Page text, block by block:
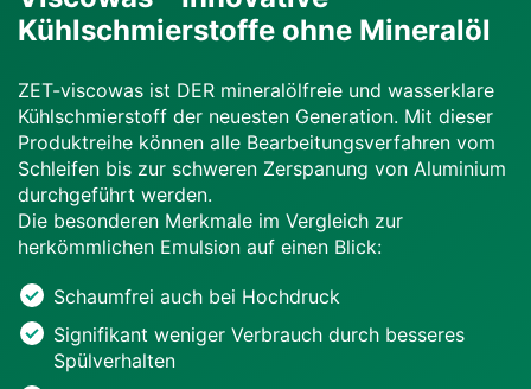
Kühlschmierstoffe ohne Mineralöl
ZET-viscowas ist DER mineralölfreie und wasserklare
Kühlschmierstoff der neuesten Generation. Mit dieser
Produktreihe können alle Bearbeitungsverfahren vom
Schleifen bis zur schweren Zerspanung von Aluminium
durchgeführt werden.
Die besonderen Merkmale im Vergleich zur
herkömmlichen Emulsion auf einen Blick:
Schaumfrei auch bei Hochdruck
Signifikant weniger Verbrauch durch besseres
Spülverhalten